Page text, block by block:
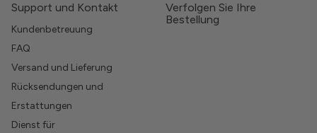
Support und Kontakt
Kundenbetreuung
FAQ
Versand und Lieferung
Rücksendungen und
Erstattungen
Dienst für
Verfolgen Sie Ihre
Bestellung